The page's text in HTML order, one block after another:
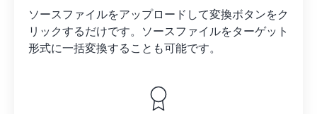
ソースファイルをアップロードして変換ボタンをク
リックするだけです。 ソースファイルをターゲット
形式に一括変換することも可能です。